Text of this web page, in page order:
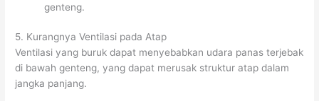
genteng.
5. Kurangnya Ventilasi pada Atap
Ventilasi yang buruk dapat menyebabkan udara panas terjebak
di bawah genteng, yang dapat merusak struktur atap dalam
jangka panjang.